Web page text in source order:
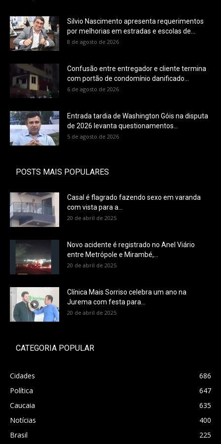
Silvio Nascimento apresenta requerimentos
por melhorias em estradas e escolas de...
8 de agosto de 2026
Confusão entre entregador e cliente termina
com portão de condomínio danificado...
6 de agosto de 2026
Entrada tardia de Washington Góis na disputa
de 2026 levanta questionamentos...
5 de agosto de 2026
POSTS MAIS POPULARES
Casal é flagrado fazendo sexo em varanda
com vista para a...
20 de abril de 2025
Novo acidente é registrado no Anel Viário
entre Metrópole e Mirambé,...
20 de abril de 2025
Clínica Mais Sorriso celebra um ano na
Jurema com festa para...
20 de abril de 2025
CATEGORIA POPULAR
Cidades
686
Política
647
Caucaia
635
Notícias
400
Brasil
225